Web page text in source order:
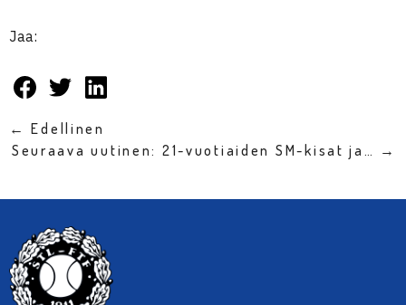
Jaa:
← Edellinen
Seuraava uutinen: 21-vuotiaiden SM-kisat ja… →